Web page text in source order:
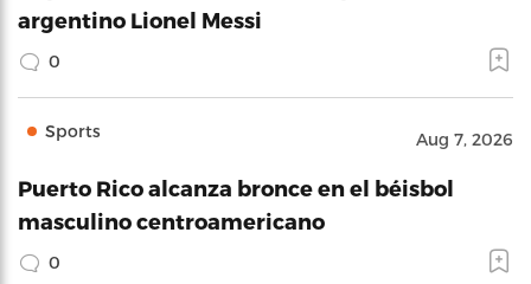
argentino Lionel Messi
0
Sports Aug 7, 2026
Puerto Rico alcanza bronce en el béisbol
masculino centroamericano
0